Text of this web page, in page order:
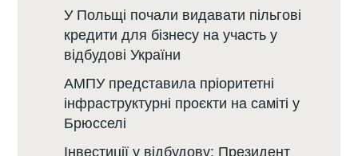
У Польщі почали видавати пільгові
кредити для бізнесу на участь у
відбудові України
АМПУ представила пріоритетні
інфраструктурні проєкти на саміті у
Брюсселі
Інвестиції у відбудову: Президент